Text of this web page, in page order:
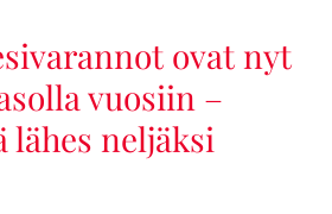
ovat nyt
vuosiin –
neljäksi